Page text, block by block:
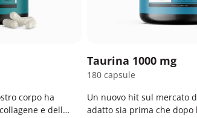
corpo ha
e delle
Taurina 1000 mg
180 capsule
Un nuovo hit sul mercato
adatto sia prima che dopo